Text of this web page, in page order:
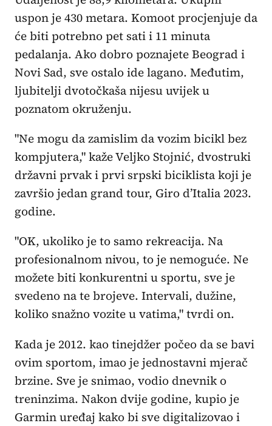
uspon je 430 metara. Komoot procjenjuje da
će biti potrebno pet sati i 11 minuta
pedalanja. Ako dobro poznajete Beograd i
Novi Sad, sve ostalo ide lagano. Međutim,
ljubitelji dvotočkaša nijesu uvijek u
poznatom okruženju.
"Ne mogu da zamislim da vozim bicikl bez
kompjutera," kaže Veljko Stojnić, dvostruki
državni prvak i prvi srpski biciklista koji je
završio jedan grand tour, Giro d’Italia 2023.
godine.
"OK, ukoliko je to samo rekreacija. Na
profesionalnom nivou, to je nemoguće. Ne
možete biti konkurentni u sportu, sve je
svedeno na te brojeve. Intervali, dužine,
koliko snažno vozite u vatima," tvrdi on.
Kada je 2012. kao tinejdžer počeo da se bavi
ovim sportom, imao je jednostavni mjerač
brzine. Sve je snimao, vodio dnevnik o
treninzima. Nakon dvije godine, kupio je
Garmin uređaj kako bi sve digitalizovao i